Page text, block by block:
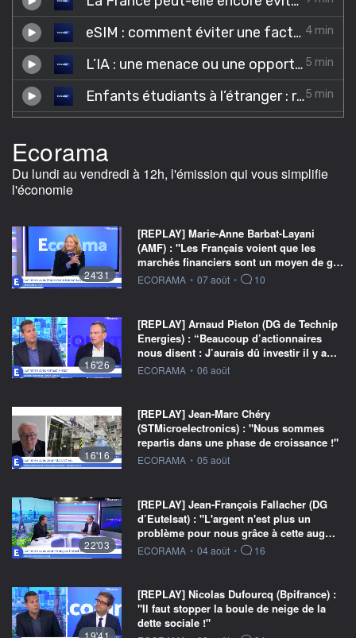
Ecorama
Du lundi au vendredi à 12h, l'émission qui vous simplifie
l'économie
24'31
[REPLAY] Marie-Anne Barbat-Layani
(AMF) : "Les Français voient que les
marchés financiers sont un moyen de g…
information fournie par
ECORAMA • 07 août • 10
16'26
[REPLAY] Arnaud Pieton (DG de Technip
Energies) : “Beaucoup d’actionnaires
nous disent : J’aurais dû investir il y a…
information fournie par
ECORAMA • 06 août
16'16
[REPLAY] Jean-Marc Chéry
(STMicroelectronics) : "Nous sommes
repartis dans une phase de croissance !"
information fournie par
ECORAMA • 05 août
22'03
[REPLAY] Jean-François Fallacher (DG
d’Eutelsat) : "L'argent n'est plus un
problème pour nous grâce à cette aug…
information fournie par
ECORAMA • 04 août • 16
19'41
[REPLAY] Nicolas Dufourcq (Bpifrance) :
"Il faut stopper la boule de neige de la
dette sociale !"